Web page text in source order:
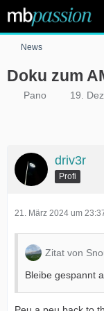
News
Doku zum
Pano 19.
driv3r
Profi
21. März 2024 um
Zitat von
Bleibe gespannt